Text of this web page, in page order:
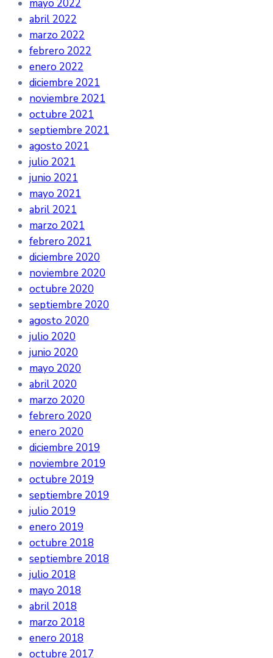
mayo 2022
abril 2022
marzo 2022
febrero 2022
enero 2022
diciembre 2021
noviembre 2021
octubre 2021
septiembre 2021
agosto 2021
julio 2021
junio 2021
mayo 2021
abril 2021
marzo 2021
febrero 2021
diciembre 2020
noviembre 2020
octubre 2020
septiembre 2020
agosto 2020
julio 2020
junio 2020
mayo 2020
abril 2020
marzo 2020
febrero 2020
enero 2020
diciembre 2019
noviembre 2019
octubre 2019
septiembre 2019
julio 2019
enero 2019
octubre 2018
septiembre 2018
julio 2018
mayo 2018
abril 2018
marzo 2018
enero 2018
octubre 2017